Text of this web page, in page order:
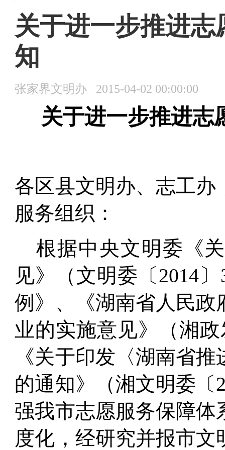
思政工作 文明聚焦 文明简报 道德建设
关于进一步推进
知
张家界文明办 2015-04-02 00:00:00
关于进一步推进志
各区县文明办、志工
服务组织：
根据中央文明委《
见》（文明委〔 2014〕
例》、《湖南省人民政
业的实施意见》（湘
《关于印发〈湖南省
的通知》（湘文明委〔
强我市志愿服务保障
度化，经研究并报市